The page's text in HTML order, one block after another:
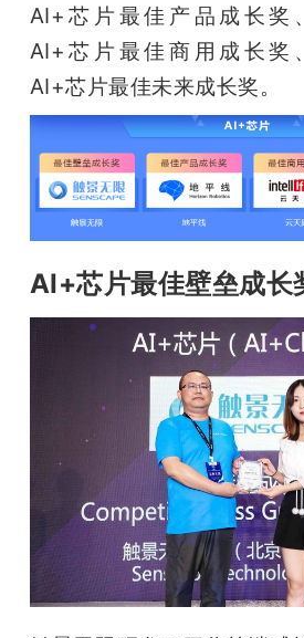
AI+芯片最佳产品成长奖
AI+芯片最佳商用成长奖
AI+芯片最佳未来成长奖。
AI+芯片最佳壁垒成长